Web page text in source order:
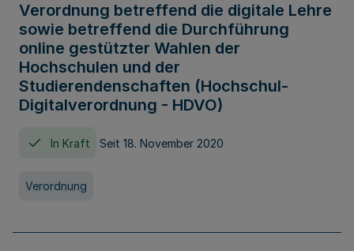
Verordnung betreffend die digitale Lehre
sowie betreffend die Durchführung
online gestützter Wahlen der
Hochschulen und der
Studierendenschaften (Hochschul-
Digitalverordnung - HDVO)
In Kraft Seit 18. November 2020
Verordnung